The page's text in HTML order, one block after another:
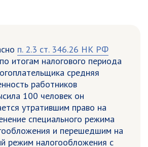
п. 2.3 ст. 346.26 НК РФ
итогам налогового периода
средняя
работников
100 человек он
утратившим право на
специального режима
и перешедшим на
режим налогообложения с